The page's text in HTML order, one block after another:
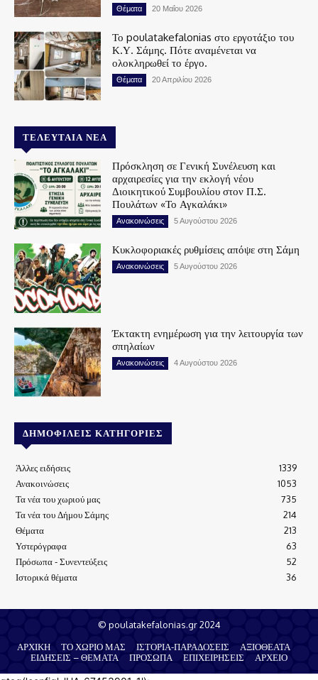
Θέματα 20 Μαΐου 2026
Το poulatakefalonias στο εργοτάξιο του
Κ.Υ. Σάμης. Πότε αναμένεται να
ολοκληρωθεί το έργο.
Θέματα 20 Απριλίου 2026
ΤΕΛΕΥΤΑΊΑ ΝΈΑ
Πρόσκληση σε Γενική Συνέλευση και
αρχαιρεσίες για την εκλογή νέου
Διοικητικού Συμβουλίου στον Π.Σ.
Πουλάτων «Το Αγκαλάκι»
Ανακοινώσεις 5 Αυγούστου 2026
Κυκλοφοριακές ρυθμίσεις απόψε στη Σάμη
Ανακοινώσεις 5 Αυγούστου 2026
Έκτακτη ενημέρωση για την λειτουργία των
σπηλαίων
Ανακοινώσεις 4 Αυγούστου 2026
ΔΗΜΟΦΙΛΕΊΣ ΚΑΤΗΓΟΡΊΕΣ
Άλλες ειδήσεις
1339
Ανακοινώσεις
1053
Τα νέα του χωριού μας
735
Τα νέα του Δήμου Σάμης
214
Θέματα
213
Υστερόγραφα
63
Πρόσωπα - Συνεντεύξεις
52
Ιστορικά θέματα
36
© poulatakefalonias.gr 2024
ΑΡΧΙΚΗ
ΤΟ ΧΩΡΙΟ ΜΑΣ ΙΣΤΟΡΙΑ-ΠΑΡΑΔΟΣΕΙΣ
ΑΞΙΟΘΕΑΤΑ
ΕΙΔΗΣΕΙΣ – ΘΕΜΑΤΑ
ΠΡΟΣΩΠΑ ΕΠΙΧΕΙΡΗΣΕΙΣ ΑΡΧΕΙΟ